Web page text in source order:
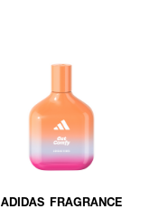
ADIDAS FRAGRANCE